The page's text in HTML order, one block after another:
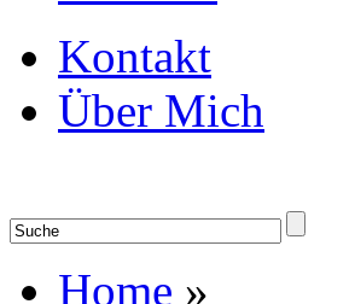
Kontakt
Über Mich
Home »